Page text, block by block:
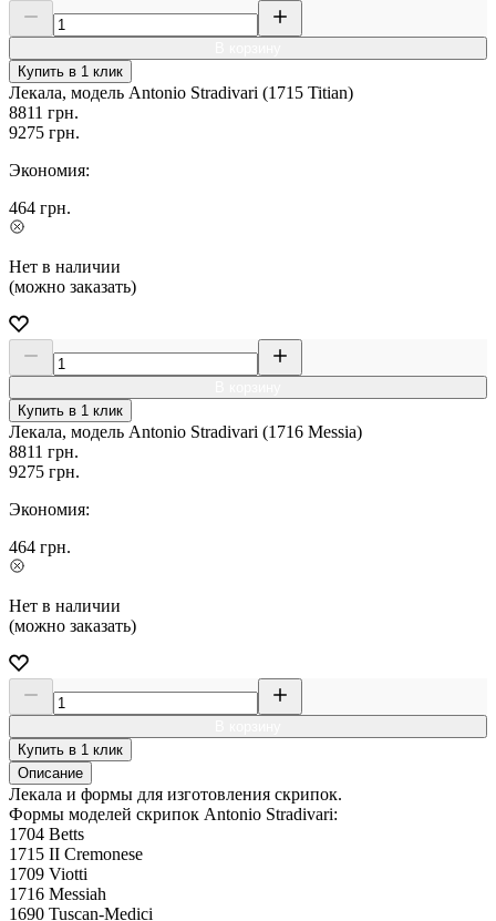
Купить в 1 клик
Лекала, модель Antonio Stradivari (1715 Titian)
8811 грн.
9275 грн.
Экономия:
464 грн.
Нет в наличии
(можно заказать)
Купить в 1 клик
Лекала, модель Antonio Stradivari (1716 Messia)
8811 грн.
9275 грн.
Экономия:
464 грн.
Нет в наличии
(можно заказать)
Купить в 1 клик
Описание
Лекала и формы для изготовления скрипок.
Формы моделей скрипок Antonio Stradivari:
1704 Betts
1715 II Cremonese
1709 Viotti
1716 Messiah
1690 Tuscan-Medici